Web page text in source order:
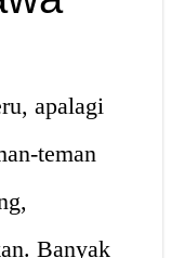
apalagi
teman
Banyak